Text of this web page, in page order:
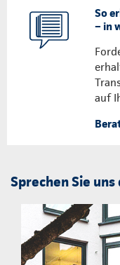
So
– in
auf
Sprechen Sie